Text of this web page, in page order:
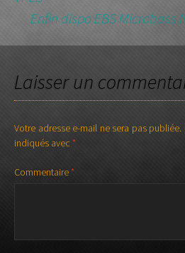
DES
ARTICLES
Enfin dispo EBS Microbass
Laisser un
Votre adresse e-mail ne sera pas publiée.
indiqués avec*
Commentaire*